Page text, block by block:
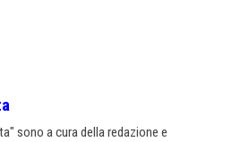
sono a cura della redazione e